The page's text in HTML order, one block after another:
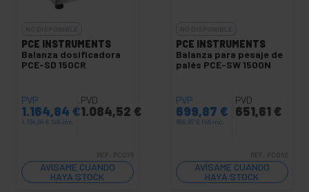
PCE INSTRUMENTS
Balanza dosificadora
PCE-SD 150CR
PVP
1.164,84 €
1.164,84 € IVA inc.
PVD
1.084,52 €
REF: PC076
AVÍSAME CUANDO
HAYA STOCK
PCE INSTRUMENTS
Balanza para pesaje de
palés PCE-SW 1500N
PVP
699,87 €
699,87 € IVA inc.
PVD
651,61 €
REF: PC063
AVÍSAME CUANDO
HAYA STOCK